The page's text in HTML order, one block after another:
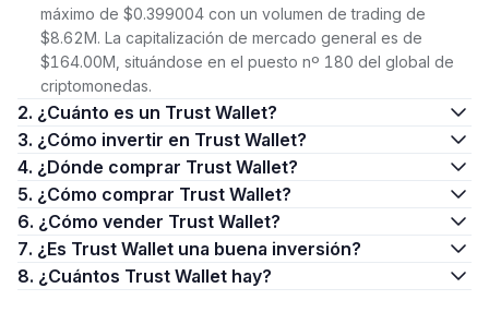
máximo de $0.399004 con un volumen de trading de
$8.62M. La capitalización de mercado general es de
$164.00M, situándose en el puesto nº 180 del global de
criptomonedas.
2. ¿Cuánto es un Trust Wallet?
3. ¿Cómo invertir en Trust Wallet?
4. ¿Dónde comprar Trust Wallet?
5. ¿Cómo comprar Trust Wallet?
6. ¿Cómo vender Trust Wallet?
7. ¿Es Trust Wallet una buena inversión?
8. ¿Cuántos Trust Wallet hay?